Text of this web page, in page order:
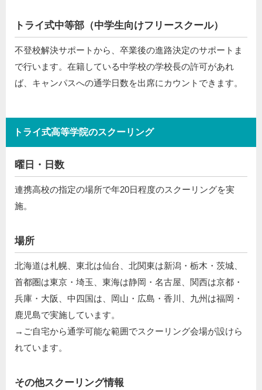
トライ式中等部（中学生向けフリースクール）​
不登校解決サポートから、卒業後の進路決定のサポートま
で行います。在籍している中学校の学校長の許可があれ
ば、キャンパスへの通学日数を出席にカウントできます。​
トライ式高等学院のスクーリング
曜日・日数
連携高校の指定の場所で年20日程度のスクーリングを実
施。
場所
北海道は札幌、東北は仙台、北関東は新潟・栃木・茨城、
首都圏は東京・埼玉、東海は静岡・名古屋、関西は京都・
兵庫・大阪、中四国は、岡山・広島・香川、九州は福岡・
鹿児島で実施しています。
→ご自宅から通学可能な範囲でスクーリング会場が設けら
れています。
その他スクーリング情報